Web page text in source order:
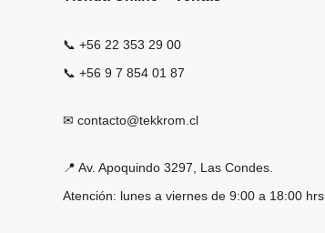
📞 +56 22 353 29 00
📞 +56 9 7 854 01 87
✉ contacto@tekkrom.cl
📍 Av. Apoquindo 3297, Las Condes.
Atención: lunes a viernes de 9:00 a 18:00 hrs.